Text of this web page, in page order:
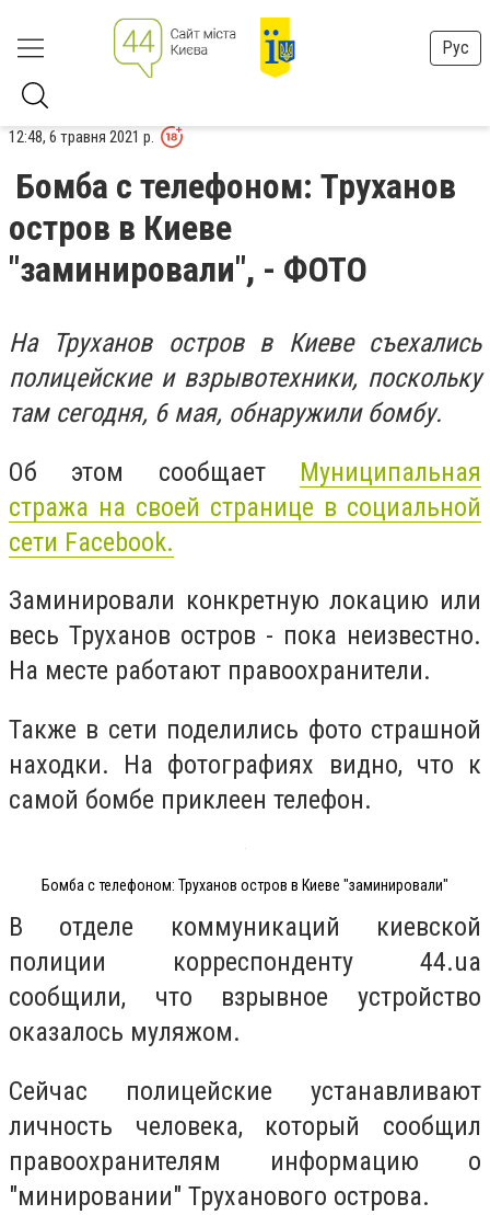
Рус
12:48, 6 травня 2021 р.
Бомба с телефоном: Труханов
остров в Киеве
"заминировали", - ФОТО
На Труханов остров в Киеве съехались
полицейские и взрывотехники, поскольку
там сегодня, 6 мая, обнаружили бомбу.
Об этом сообщает Муниципальная
стража на своей странице в социальной
сети Facebook.
Заминировали конкретную локацию или
весь Труханов остров - пока неизвестно.
На месте работают правоохранители.
Также в сети поделились фото страшной
находки. На фотографиях видно, что к
самой бомбе приклеен телефон.
Бомба с телефоном: Труханов остров в Киеве "заминировали"
В отделе коммуникаций киевской
полиции корреспонденту 44.ua
сообщили, что взрывное устройство
оказалось муляжом.
Сейчас полицейские устанавливают
личность человека, который сообщил
правоохранителям информацию о
"минировании" Труханового острова.